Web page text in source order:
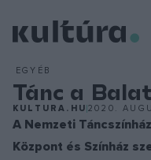
EGYÉB
Tánc a
KULTURA.HU 2020.
A Nemzeti
Központ és Színház